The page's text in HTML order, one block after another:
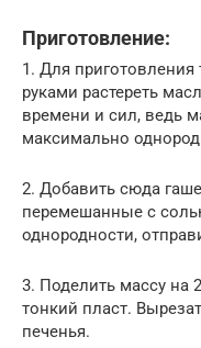
Приготовление:
1. Для приготовления
руками растереть
времени и сил, ведь
максимально
2. Добавить сюда
перемешанные с
однородности,
3. Поделить массу на
тонкий пласт.
печенья.